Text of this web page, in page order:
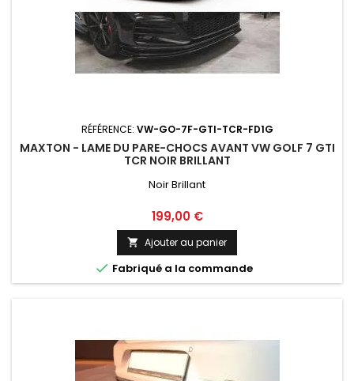
RÉFÉRENCE: VW-GO-7F-GTI-TCR-FD1G
MAXTON - LAME DU PARE-CHOCS AVANT VW GOLF 7 GTI
TCR NOIR BRILLANT
Noir Brillant
Prix
199,00 €
 Ajouter au panier
 Fabriqué a la commande